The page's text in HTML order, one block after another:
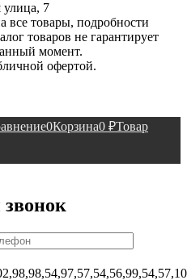
улица, 7
все товары, подробности
товаров не гарантирует
момент.
офертой.
0Корзина0 ₽Товар